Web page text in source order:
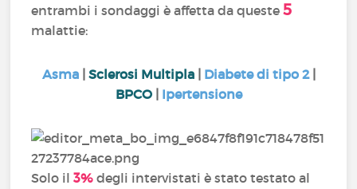
entrambi i sondaggi è affetta da queste5
malattie:
Asma Sclerosi Multipla| Diabete di tipo 2|
BPCO
Ipertensione
Solo il3% degli intervistati è stato testato al